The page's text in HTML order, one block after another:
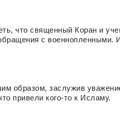
что священный Коран и
с военнопленными.
образом, заслужив
привели кого-то к Исламу.